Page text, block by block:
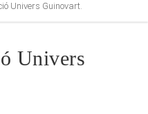
Univers Guinovart.
Univers